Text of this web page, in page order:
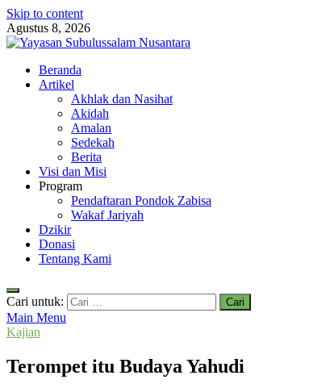
Skip to content
Agustus 8, 2026
Yayasan Subulussalam Nusantara
Yayasan Subulussalam Nusantara – Rumah Tahfidz Zabisa
Beranda
Artikel
Akhlak dan Nasihat
Akidah
Amalan
Sedekah
Berita
Visi dan Misi
Program
Pendaftaran Pondok Zabisa
Wakaf Jariyah
Dzikir
Donasi
Tentang Kami
Cari untuk:
Main Menu
Kajian
Terompet itu Budaya Yahudi